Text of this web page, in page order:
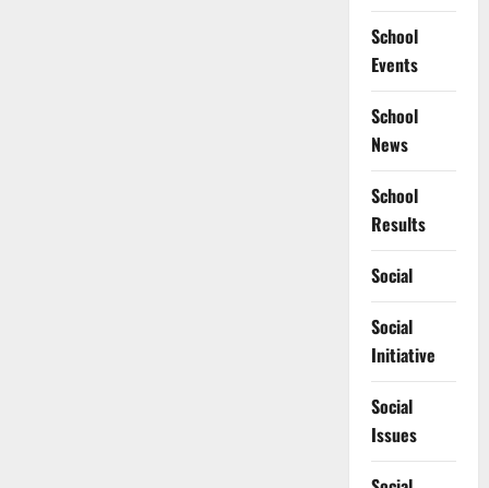
School
Events
School
News
School
Results
Social
Social
Initiative
Social
Issues